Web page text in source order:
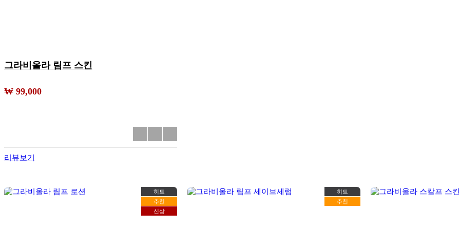
그라비올라 림프 스킨
₩ 99,000
리뷰보기
히트
추천
신상
히트
추천